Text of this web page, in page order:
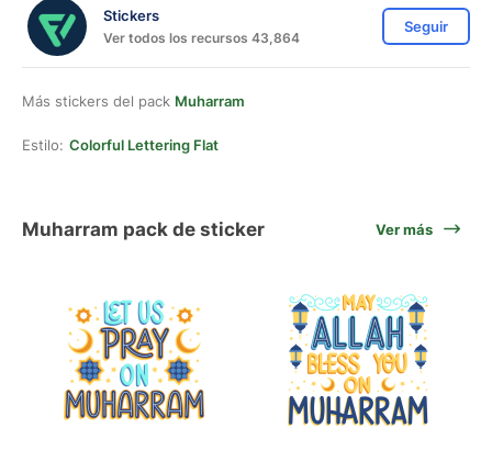
Stickers
Ver todos los recursos 43,864
Seguir
Más stickers del pack Muharram
Estilo: Colorful Lettering Flat
Muharram pack de sticker Ver más